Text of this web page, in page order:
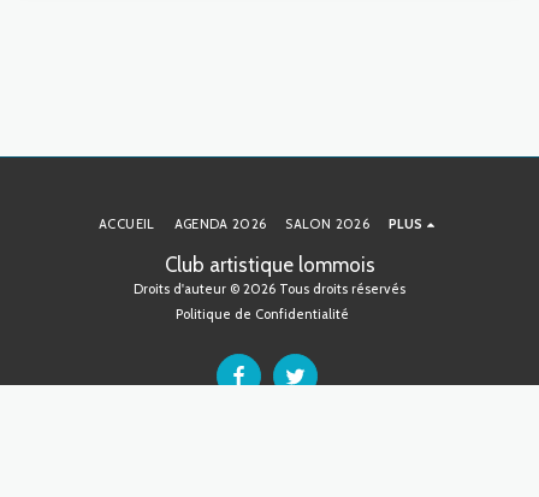
Club artistique lommois
Droits d'auteur © 2026 Tous droits réservés
Politique de Confidentialité
ACCUEIL AGENDA 2026 SALON 2026 PLUS